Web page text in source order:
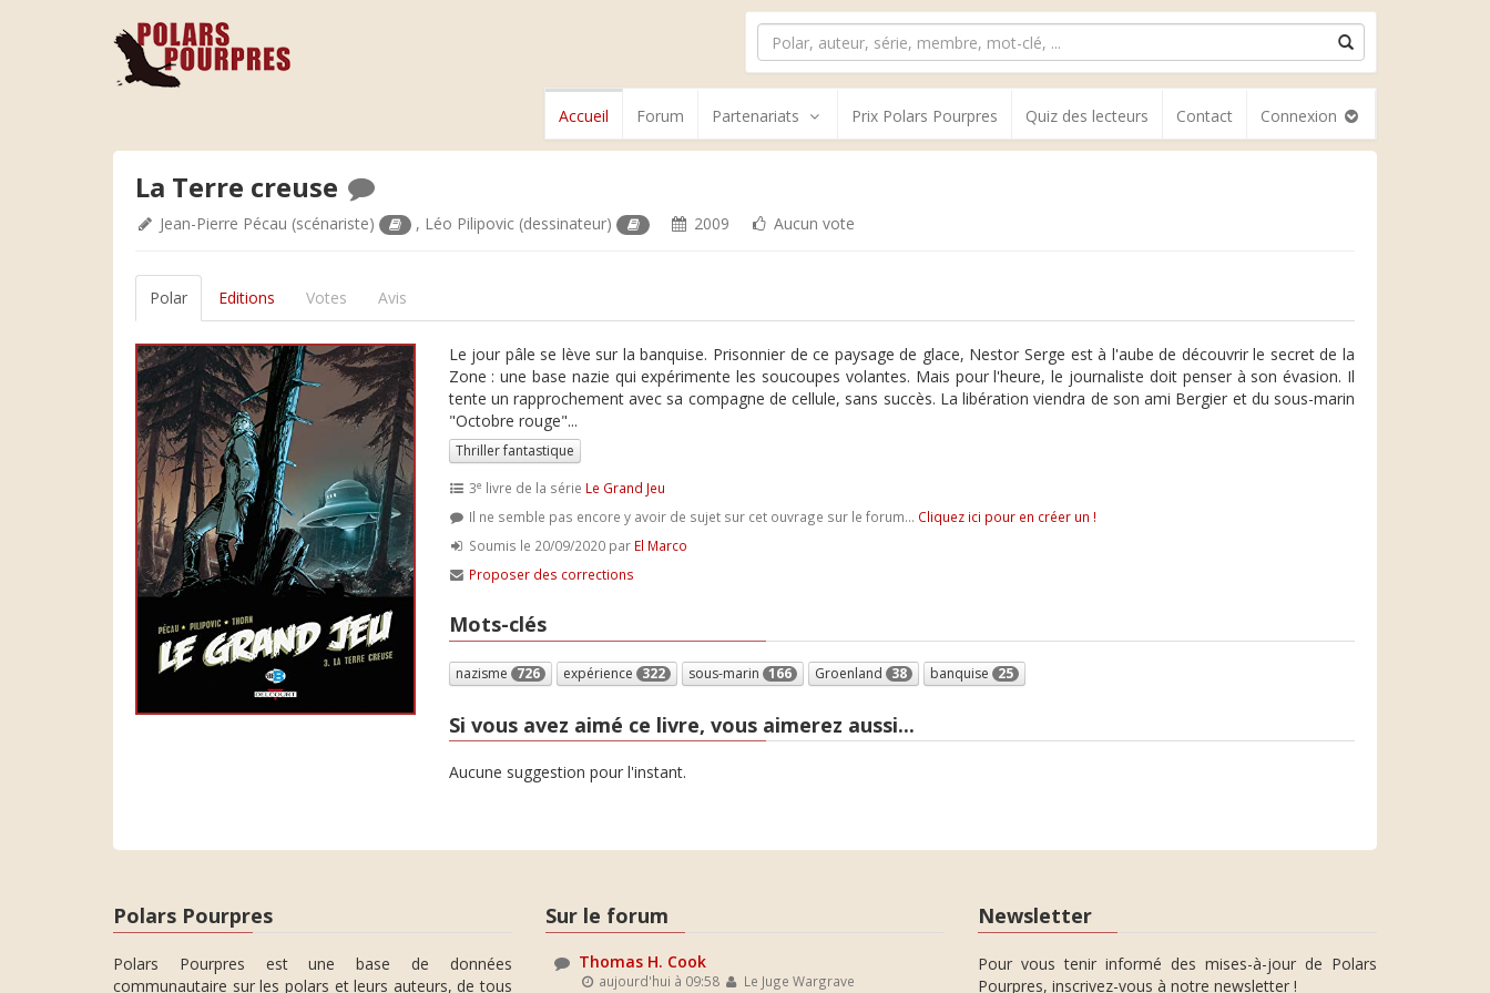
Accueil Forum Partenariats Prix Polars Pourpres Quiz des lecteurs Contact Connexion
La Terre creuse
Jean-Pierre Pécau (scénariste) , Léo Pilipovic (dessinateur) 2009 Aucun vote
Polar Editions Votes Avis
Le jour pâle se lève sur la banquise. Prisonnier de ce paysage de glace, Nestor Serge est à l'aube de découvrir le secret de la
Zone : une base nazie qui expérimente les soucoupes volantes. Mais pour l'heure, le journaliste doit penser à son évasion. Il
tente un rapprochement avec sa compagne de cellule, sans succès. La libération viendra de son ami Bergier et du sous-marin
"Octobre rouge"...
Thriller fantastique
3e livre de la série Le Grand Jeu
Il ne semble pas encore y avoir de sujet sur cet ouvrage sur le forum... Cliquez ici pour en créer un !
Soumis le 20/09/2020 par El Marco
Proposer des corrections
Mots-clés
nazisme 726 expérience 322 sous-marin 166 Groenland 38 banquise 25
Si vous avez aimé ce livre, vous aimerez aussi...
Aucune suggestion pour l'instant.
Polars Pourpres
Polars Pourpres est une base de données
communautaire sur les polars et leurs auteurs, de tous
Sur le forum
Thomas H. Cook
aujourd'hui à 09:58 Le Juge Wargrave
Newsletter
Pour vous tenir informé des mises-à-jour de Polars
Pourpres, inscrivez-vous à notre newsletter !